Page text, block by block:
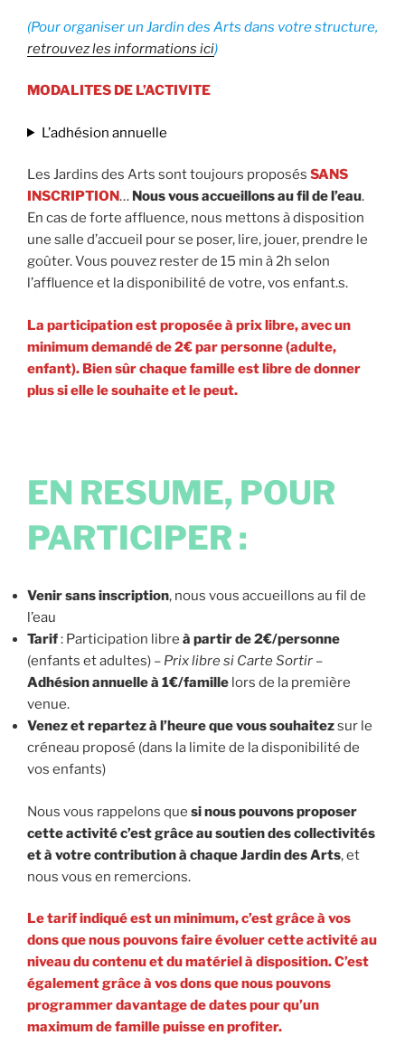
(Pour organiser un Jardin des Arts dans votre structure,
retrouvez les informations ici)
MODALITES DE L’ACTIVITE
L’adhésion annuelle
Les Jardins des Arts sont toujours proposés SANS
INSCRIPTION… Nous vous accueillons au fil de l’eau.
En cas de forte affluence, nous mettons à disposition
une salle d’accueil pour se poser, lire, jouer, prendre le
goûter. Vous pouvez rester de 15 min à 2h selon
l’affluence et la disponibilité de votre, vos enfant.s.
La participation est proposée à prix libre, avec un
minimum demandé de 2€ par personne (adulte,
enfant). Bien sûr chaque famille est libre de donner
plus si elle le souhaite et le peut.
EN RESUME, POUR
PARTICIPER :
Venir sans inscription, nous vous accueillons au fil de
l’eau
Tarif: Participation libre à partir de 2€/personne
(enfants et adultes) – Prix libre si Carte Sortir –
Adhésion annuelle à 1€/famille lors de la première
venue.
Venez et repartez à l’heure que vous souhaitezsur le
créneau proposé (dans la limite de la disponibilité de
vos enfants)
Nous vous rappelons que si nous pouvons proposer
cette activité c’est grâce au soutien des collectivités
et à votre contribution à chaque Jardin des Arts, et
nous vous en remercions.
Le tarif indiqué est un minimum, c’est grâce à vos
dons que nous pouvons faire évoluer cette activité au
niveau du contenu et du matériel à disposition. C’est
également grâce à vos dons que nous pouvons
programmer davantage de dates pour qu’un
maximum de famille puisse en profiter.